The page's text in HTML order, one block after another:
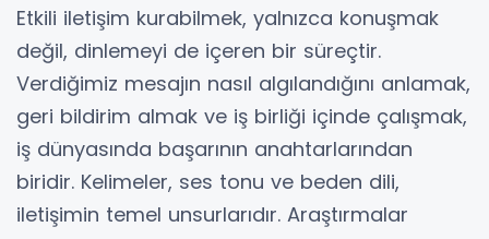
Etkili iletişim kurabilmek, yalnızca konuşmak
değil, dinlemeyi de içeren bir süreçtir.
Verdiğimiz mesajın nasıl algılandığını anlamak,
geri bildirim almak ve iş birliği içinde çalışmak,
iş dünyasında başarının anahtarlarından
biridir. Kelimeler, ses tonu ve beden dili,
iletişimin temel unsurlarıdır. Araştırmalar